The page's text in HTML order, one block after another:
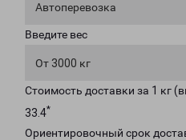
Автоперевозка
Введите вес
От 3000 кг
Стоимость доставки за 1 кг
33.4*
Ориентировочный срок